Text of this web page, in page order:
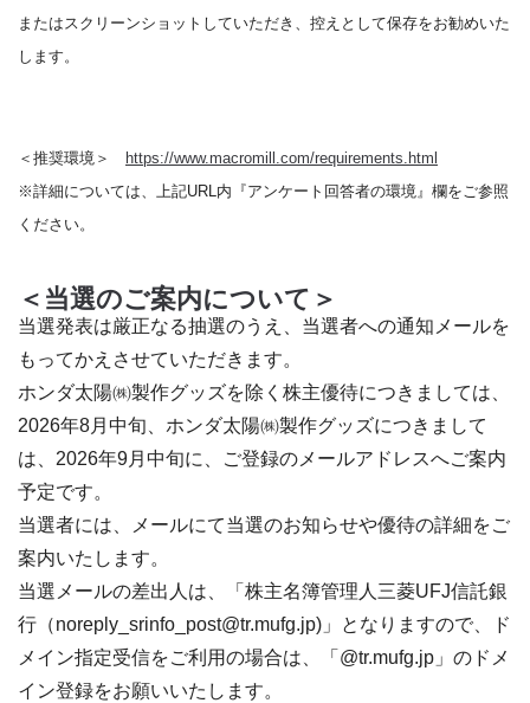
またはスクリーンショットしていただき、控えとして保存をお勧めいた
します。
＜推奨環境＞
https://www.macromill.com/requirements.html
※詳細については、上記URL内『アンケート回答者の環境』欄をご参照
ください。
＜当選のご案内について＞
当選発表は厳正なる抽選のうえ、当選者への通知メールを
もってかえさせていただきます。
ホンダ太陽㈱製作グッズを除く株主優待につきましては、
2026年8月中旬、ホンダ太陽㈱製作グッズにつきまして
は、2026年9月中旬に、ご登録のメールアドレスへご案内
予定です。
当選者には、メールにて当選のお知らせや優待の詳細をご
案内いたします。
当選メールの差出人は、「株主名簿管理人三菱UFJ信託銀
行（noreply_srinfo_post@tr.mufg.jp)」となりますので、ド
メイン指定受信をご利用の場合は、「@tr.mufg.jp」のドメ
イン登録をお願いいたします。